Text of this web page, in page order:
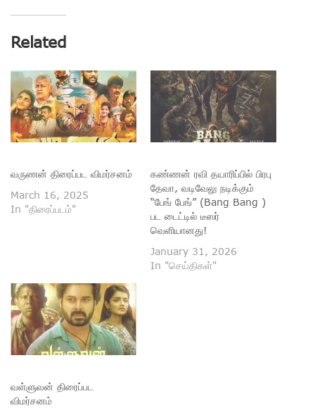
Related
வருணன் திரைப்பட விமர்சனம்
March 16, 2025
In "திரைப்படம்"
கண்ணன் ரவி தயாரிப்பில் பிரபு
தேவா, வடிவேலு நடிக்கும்
“பேங் பேங்” (Bang Bang )
பட டைட்டில் டீஸர்
வெளியானது!
January 31, 2026
In "செய்திகள்"
வள்ளுவன் திரைப்பட
விமர்சனம்